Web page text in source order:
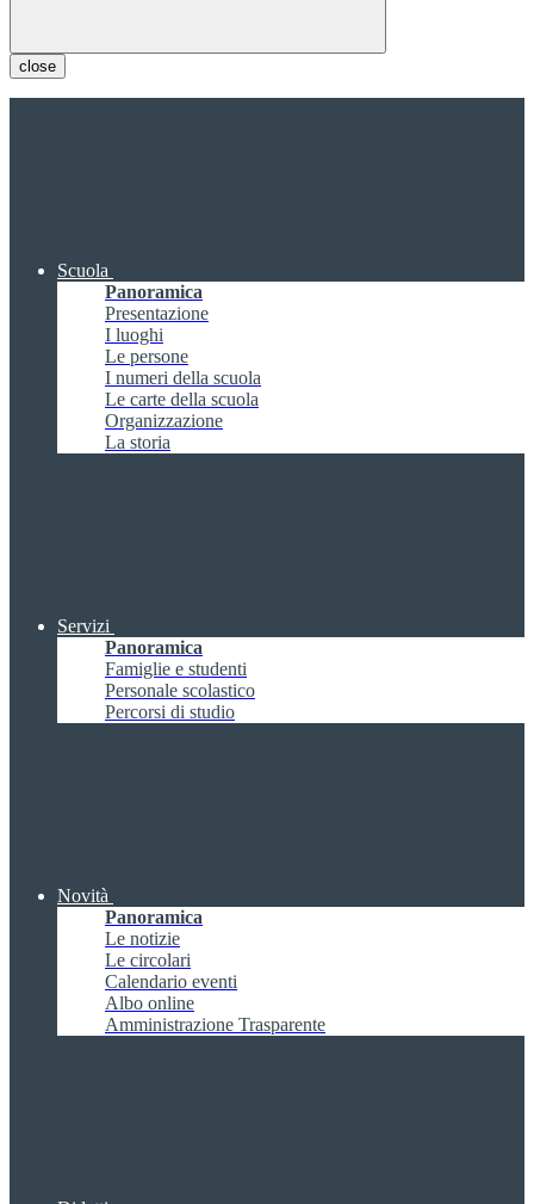
close
Scuola
Panoramica
Presentazione
I luoghi
Le persone
I numeri della scuola
Le carte della scuola
Organizzazione
La storia
Servizi
Panoramica
Famiglie e studenti
Personale scolastico
Percorsi di studio
Novità
Panoramica
Le notizie
Le circolari
Calendario eventi
Albo online
Amministrazione Trasparente